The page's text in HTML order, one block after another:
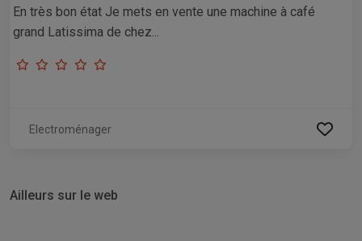
En très bon état Je mets en vente une machine à café
grand Latissima de chez...
Electroménager
Ailleurs sur le web